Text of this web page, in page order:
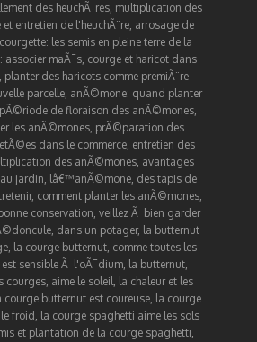
des heuchÃ¨res, multiplication des
entretien de l'heuchÃ¨re, arrosage de
courgette: les semis en pleine terre de la
: associer maÃ¯s, courge et haricot dans
, planter des haricots comme premiÃ¨re
parcelle, anÃ©mone: quand planter
pÃ©riode de floraison des anÃ©mones,
les anÃ©mones, prÃ©paration des
dans le commerce, entretien des
des anÃ©mones, avantages
jardin, lâ€™anÃ©mone, des tapis de
, comment planter les anÃ©mones,
conservation, veillez Ã bien garder
, dans un potager, la butternut
, la courge butternut, comme toutes les
sensible Ã l'oÃ¯dium, la butternut,
courges, aime le soleil, la chaleur et les
courge butternut est coureuse, la courge
froid , la courge spaghetti aime les sols
et plantation de la courge spaghetti,